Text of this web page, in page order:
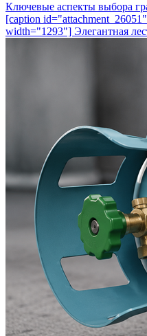
Ключевые аспекты выбора
[caption
width="1293"] Элегантная